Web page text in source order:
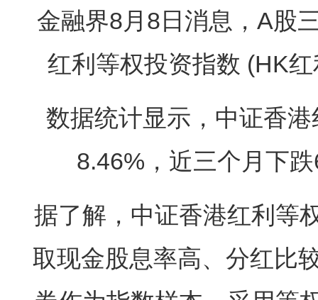
金融界8月8日消息，A股
红利等权投资指数 (HK
数据统计显示，中证香
8.46%，近三个月下
据了解，中证香港红利等
取现金股息率高、分红比